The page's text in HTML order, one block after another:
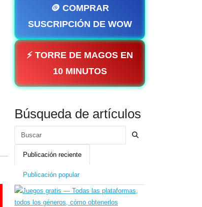
🪙 COMPRAR
SUSCRIPCIÓN DE WOW
⚡ TORRE DE MAGOS EN
10 MINUTOS
Búsqueda de artículos
Publicación reciente
Publicación popular